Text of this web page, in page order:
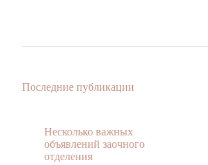
Последние публикации
Несколько важных
объявлений заочного
отделения